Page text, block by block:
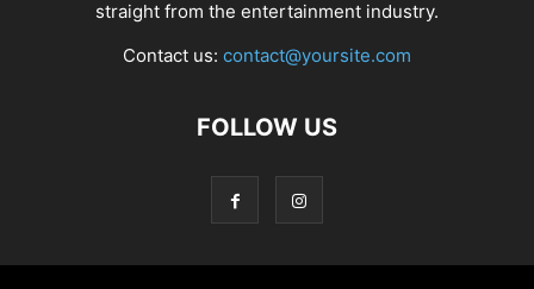
straight from the entertainment industry.
Contact us: contact@yoursite.com
FOLLOW US